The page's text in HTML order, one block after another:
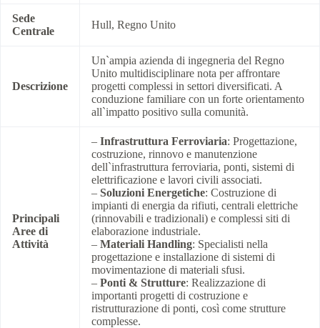
Sede
Centrale
Hull, Regno Unito
Descrizione
Un`ampia azienda di ingegneria del Regno
Unito multidisciplinare nota per affrontare
progetti complessi in settori diversificati. A
conduzione familiare con un forte orientamento
all`impatto positivo sulla comunità.
Principali
Aree di
Attività
– Infrastruttura Ferroviaria: Progettazione,
costruzione, rinnovo e manutenzione
dell`infrastruttura ferroviaria, ponti, sistemi di
elettrificazione e lavori civili associati.
– Soluzioni Energetiche: Costruzione di
impianti di energia da rifiuti, centrali elettriche
(rinnovabili e tradizionali) e complessi siti di
elaborazione industriale.
– Materiali Handling: Specialisti nella
progettazione e installazione di sistemi di
movimentazione di materiali sfusi.
– Ponti & Strutture: Realizzazione di
importanti progetti di costruzione e
ristrutturazione di ponti, così come strutture
complesse.